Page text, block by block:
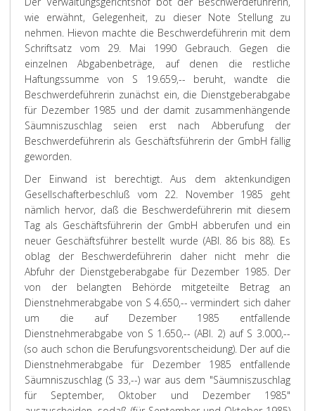
wie erwähnt, Gelegenheit, zu dieser Note Stellung zu
nehmen. Hievon machte die Beschwerdeführerin mit dem
Schriftsatz vom 29. Mai 1990 Gebrauch. Gegen die
einzelnen Abgabenbeträge, auf denen die restliche
Haftungssumme von S 19.659,-- beruht, wandte die
Beschwerdeführerin zunächst ein, die Dienstgeberabgabe
für Dezember 1985 und der damit zusammenhängende
Säumniszuschlag seien erst nach Abberufung der
Beschwerdeführerin als Geschäftsführerin der GmbH fällig
geworden.
Der Einwand ist berechtigt. Aus dem aktenkundigen
Gesellschafterbeschluß vom 22. November 1985 geht
nämlich hervor, daß die Beschwerdeführerin mit diesem
Tag als Geschäftsführerin der GmbH abberufen und ein
neuer Geschäftsführer bestellt wurde (ABl. 86 bis 88). Es
oblag der Beschwerdeführerin daher nicht mehr die
Abfuhr der Dienstgeberabgabe für Dezember 1985. Der
von der belangten Behörde mitgeteilte Betrag an
Dienstnehmerabgabe von S 4.650,-- vermindert sich daher
um die auf Dezember 1985 entfallende
Dienstnehmerabgabe von S 1.650,-- (ABl. 2) auf S 3.000,--
(so auch schon die Berufungsvorentscheidung). Der auf die
Dienstnehmerabgabe für Dezember 1985 entfallende
Säumniszuschlag (S 33,--) war aus dem "Säumniszuschlag
für September, Oktober und Dezember 1985"